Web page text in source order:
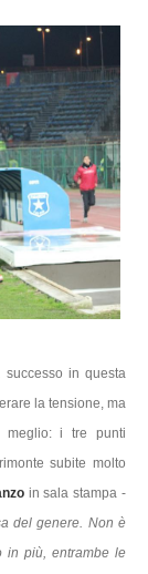
in questa
la tensione, ma
meglio: i tre punti
subite molto
in sala stampa -
del genere. Non è
in più, entrambe le